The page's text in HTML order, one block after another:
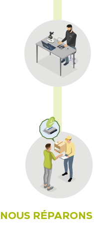
NOUS RÉPARONS